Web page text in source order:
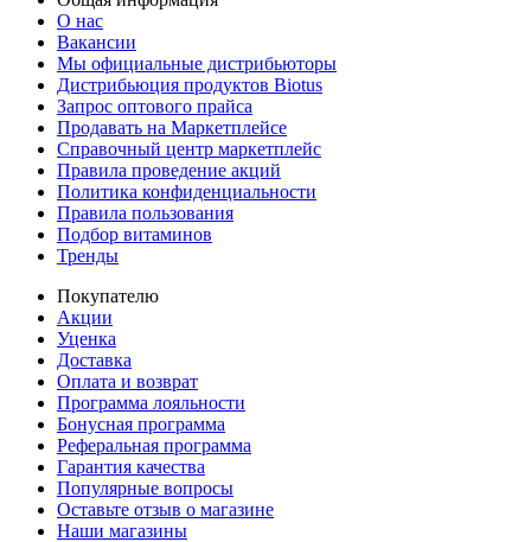
О нас
Вакансии
Мы официальные дистрибьюторы
Дистрибьюция продуктов Biotus
Запрос оптового прайса
Продавать на Маркетплейсе
Справочный центр маркетплейс
Правила проведение акций
Политика конфиденциальности
Правила пользования
Подбор витаминов
Тренды
Покупателю
Акции
Уценка
Доставка
Оплата и возврат
Программа лояльности
Бонусная программа
Реферальная программа
Гарантия качества
Популярные вопросы
Оставьте отзыв о магазине
Наши магазины